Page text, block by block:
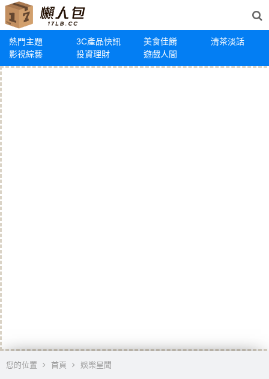
熱門主題 3C產品快訊 美食佳餚
清茶淡話
影視綜藝
投資理財 遊戲人間
您的位置 首頁 娛樂星聞